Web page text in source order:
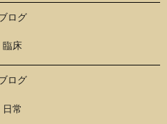
ログ
臨床
ログ
日常